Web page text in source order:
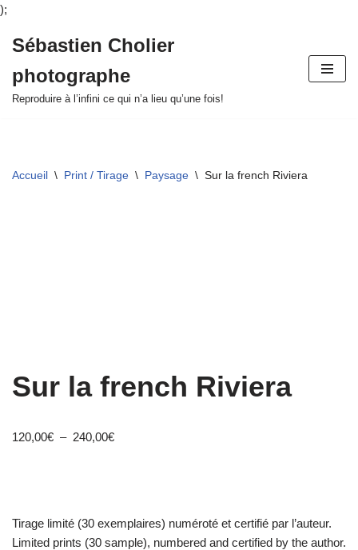
);
au
contenu
Sébastien Cholier
photographe
Reproduire à l’infini ce qui n’a lieu qu’une fois!
Accueil \ Print / Tirage \ Paysage \ Sur la french Riviera
Sur la french Riviera
120,00€ – 240,00€
Tirage limité (30 exemplaires) numéroté et certifié par l’auteur.
Limited prints (30 sample), numbered and certified by the author.